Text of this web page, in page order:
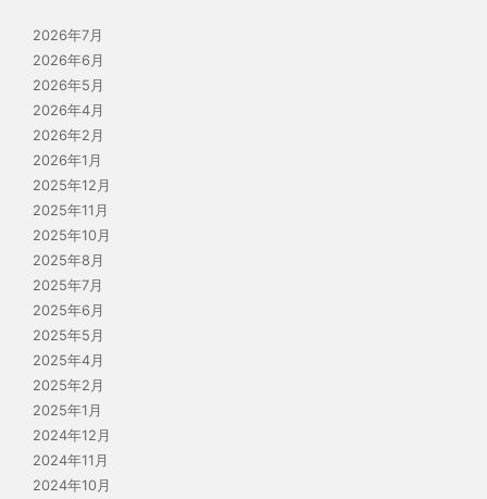
2026年7月
2026年6月
2026年5月
2026年4月
2026年2月
2026年1月
2025年12月
2025年11月
2025年10月
2025年8月
2025年7月
2025年6月
2025年5月
2025年4月
2025年2月
2025年1月
2024年12月
2024年11月
2024年10月